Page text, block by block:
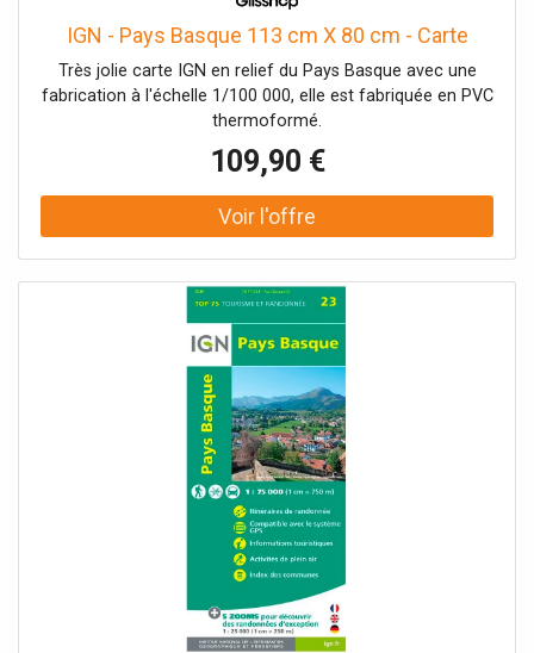
IGN - Pays Basque 113 cm X 80 cm - Carte
Très jolie carte IGN en relief du Pays Basque avec une
fabrication à l'échelle 1/100 000, elle est fabriquée en PVC
thermoformé.
109,90 €